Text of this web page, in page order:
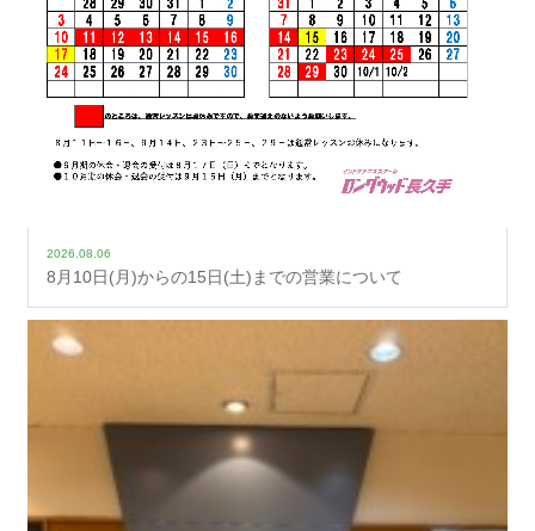
2026.08.06
8月10日(月)からの15日(土)までの営業について